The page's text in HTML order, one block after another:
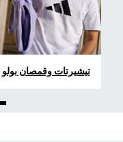
تيشيرتات وقمصان بولو